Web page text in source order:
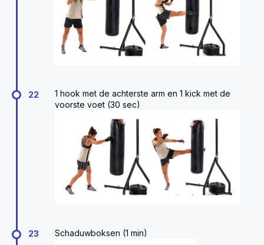
22
1 hook met de achterste arm en 1 kick met de
voorste voet (30 sec)
23 Schaduwboksen (1 min)